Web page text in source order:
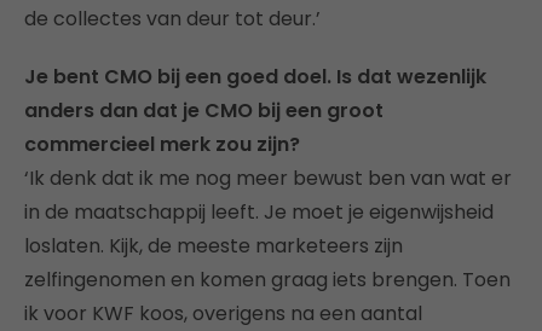
de collectes van deur tot deur.’
Je bent CMO bij een goed doel. Is dat wezenlijk
anders dan dat je CMO bij een groot
commercieel merk zou zijn?
‘Ik denk dat ik me nog meer bewust ben van wat er
in de maatschappij leeft. Je moet je eigenwijsheid
loslaten. Kijk, de meeste marketeers zijn
zelfingenomen en komen graag iets brengen. Toen
ik voor KWF koos, overigens na een aantal